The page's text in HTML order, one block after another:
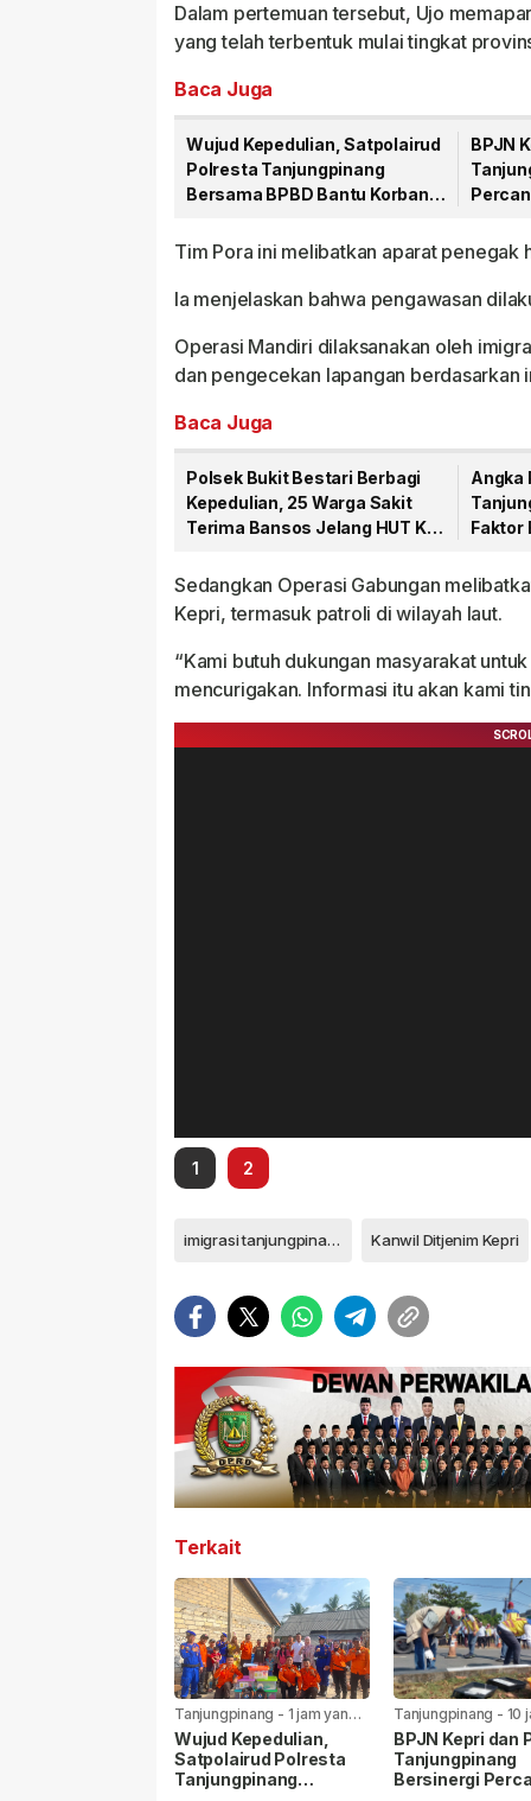
Dalam pertemuan tersebut, Ujo
yang telah terbentuk mulai tingkat
Baca Juga
Wujud Kepedulian, Satpolairud
Polresta Tanjungpinang
Bersama BPBD Bantu Korban
BPJN
Tim Pora ini melibatkan aparat penegak
Ia menjelaskan bahwa pengawasan
Operasi Mandiri dilaksanakan oleh
dan pengecekan lapangan berdasarkan
Baca Juga
Polsek Bukit Bestari Berbagi
Kepedulian, 25 Warga Sakit
Terima Bansos Jelang HUT Ke-
Angka
Faktor
Sedangkan Operasi Gabungan
Kepri, termasuk patroli di wilayah laut.
“Kami butuh dukungan masyarakat
mencurigakan. Informasi itu akan kami
1 2
imigrasi tanjungpinang Kanwil Ditjenim Kepri
Terkait
Tanjungpinang - 1 jam yang
lalu
Wujud Kepedulian,
Satpolairud Polresta
Tanjungpinang
Tanjungpinang - 10
lalu
BPJN Kepri dan
Tanjungpinang
Bersinergi